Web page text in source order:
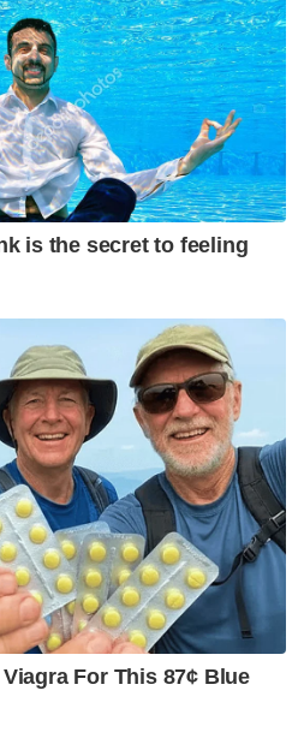
ജൽപായ്ഗുരി,
ഓർഗനൈസേഷണൽ
പ്രവർത്തിച്ചു.
സംഘടനാ
ആണ് ബംഗാളിൽ
പാകുന്നതിൽ
കേവലം ഒരു
പുതിയ
ചേർക്കാൻ
1981 മുതൽ തുടർച്ചയായി
പ്രസിഡന്റായി
ബംഗാൾ പോലുള്ള
സംസ്ഥാനത്ത് ബിജെപിയുടെ
ഒരു പ്രധാന അധ്യായമാണ്
ബിജെപി സർക്കാർ
മഖൻലാൽ സർക്കാരിന്
നൽകിയിരുന്നു.
വേദിയിലെത്തിയ ഉടൻ
അടുത്തേക്ക് നീങ്ങുകയും
കാൽതൊട്ട് വന്ദിക്കുകയും
ആലിംഗനം ചെയ്ത
ക്ഷേമാന്വേഷണങ്ങൾ
പരിപോഷിപ്പിച്ച ഈ